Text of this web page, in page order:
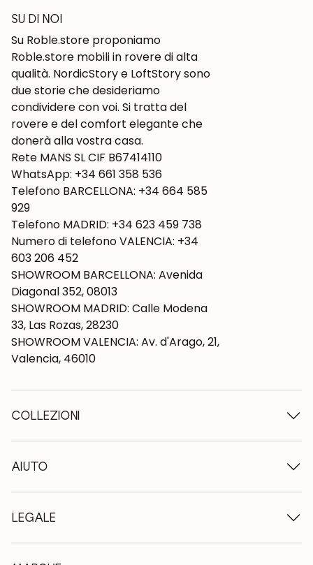
SU DI NOI
Su Roble.store proponiamo
Roble.store mobili in rovere di alta
qualità. NordicStory e LoftStory sono
due storie che desideriamo
condividere con voi. Si tratta del
rovere e del comfort elegante che
donerà alla vostra casa.
Rete MANS SL CIF B67414110
WhatsApp: +34 661 358 536
Telefono BARCELLONA: +34 664 585
929
Telefono MADRID: +34 623 459 738
Numero di telefono VALENCIA: +34
603 206 452
SHOWROOM BARCELLONA: Avenida
Diagonal 352, 08013
SHOWROOM MADRID: Calle Modena
33, Las Rozas, 28230
SHOWROOM VALENCIA: Av. d'Arago, 21,
Valencia, 46010
COLLEZIONI
Tavoli in legno
Tavoli allungabili
Sedie in legno
Cassettiere in legno
AIUTO
Chi siamo
Condizioni di consegna
Professionisti
LEGALE
Metodi di pagamento